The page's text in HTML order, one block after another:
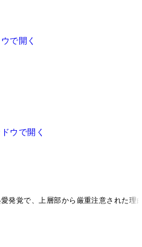
で開く
ウで開く
発覚で、上層部から厳重注意された理